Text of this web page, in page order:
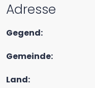
Adresse
Gegend:
Gemeinde:
Land: